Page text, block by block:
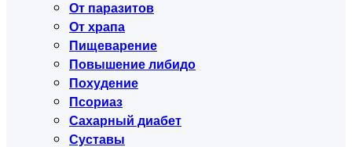
От паразитов
От храпа
Пищеварение
Повышение либидо
Похудение
Псориаз
Сахарный диабет
Суставы